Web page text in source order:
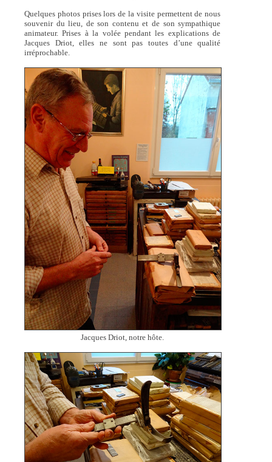
Quelques photos prises lors de la visite permettent de nous
souvenir du lieu, de son contenu et de son sympathique
animateur. Prises à la volée pendant les explications de
Jacques Driot, elles ne sont pas toutes d’une qualité
irréprochable.
Jacques Driot, notre hôte.